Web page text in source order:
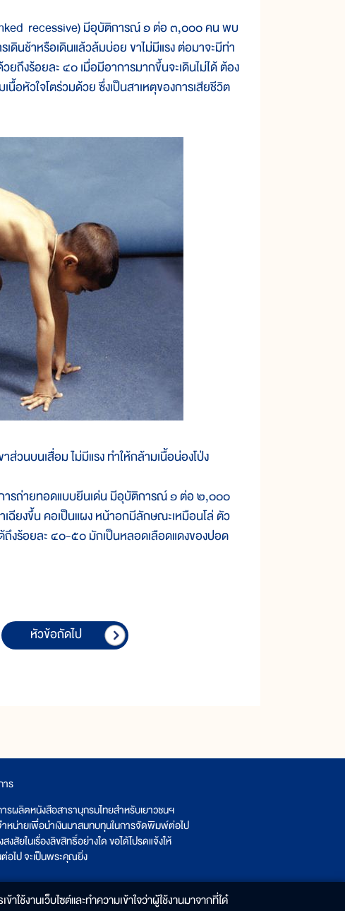
recessive) มีอุบัติการณ์ ๑ ต่อ ๓,๐๐๐ คน พบ
ดินช้าหรือเดินแล้วล้มบ่อย ขาไม่มีแรง ต่อมาจะมีท่า
ถึงร้อยละ ๔๐ เมื่อมีอาการมากขึ้นจะเดินไม่ได้ ต้อง
นื้อหัวใจโตร่วมด้วย ซึ่งเป็นสาเหตุของการเสียชีวิต
วนบนเสื่อม ไม่มีแรง ทำให้กล้ามเนื้อน่องโป่ง
ารถ่ายทอดแบบยีนเด่น มีอุบัติการณ์ ๑ ต่อ ๒,๐๐๐
ฉียงขึ้น คอเป็นแผง หน้าอกมีลักษณะเหมือนโล่ ตัว
ถึงร้อยละ ๔๐-๕๐ มักเป็นหลอดเลือดแดงของปอด
หัวข้อถัดไป
ร
รผลิตหนังสือสารานุกรมไทยสำหรับเยาวชนฯ
จำหน่ายเพื่อนำเงินมาสมทบทุนในการจัดพิมพ์ต่อไป
ยในเรื่องลิขสิทธิ์อย่างใด ขอได้โปรดแจ้งให้
อไป จะเป็นพระคุณยิ่ง
ช้งานเว็บไซต์และทำความเข้าใจว่าผู้ใช้งานมาจากที่ใด๋